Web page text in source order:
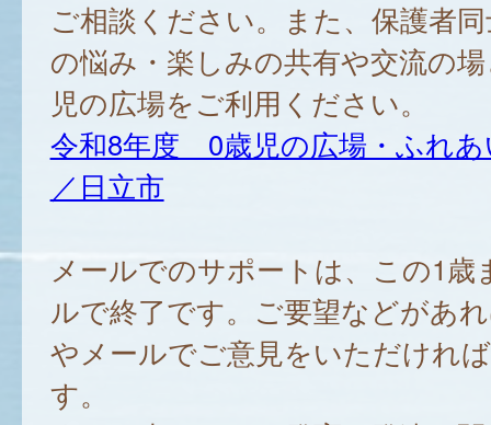
ご相談ください。また、保護者
の悩み・楽しみの共有や交流の
児の広場をご利用ください。
令和8年度 0歳児の広場・ふれあ
／日立市
メールでのサポートは、この1歳
ルで終了です。ご要望などがあ
やメールでご意見をいただけれ
す。